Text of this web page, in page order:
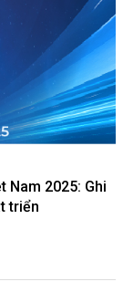
Nam 2025: Ghi
triển